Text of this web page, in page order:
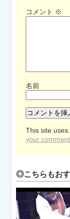
コメント ※
名前
This site uses
your
◎こちらもお